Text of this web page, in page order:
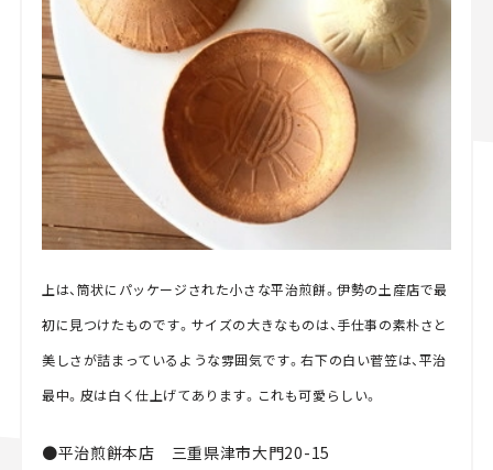
上は、筒状にパッケージされた小さな平治煎餅。伊勢の土産店で最
初に見つけたものです。サイズの大きなものは、手仕事の素朴さと
美しさが詰まっているような雰囲気です。右下の白い菅笠は、平治
最中。皮は白く仕上げてあります。これも可愛らしい。
●平治煎餅本店 三重県津市大門20-15